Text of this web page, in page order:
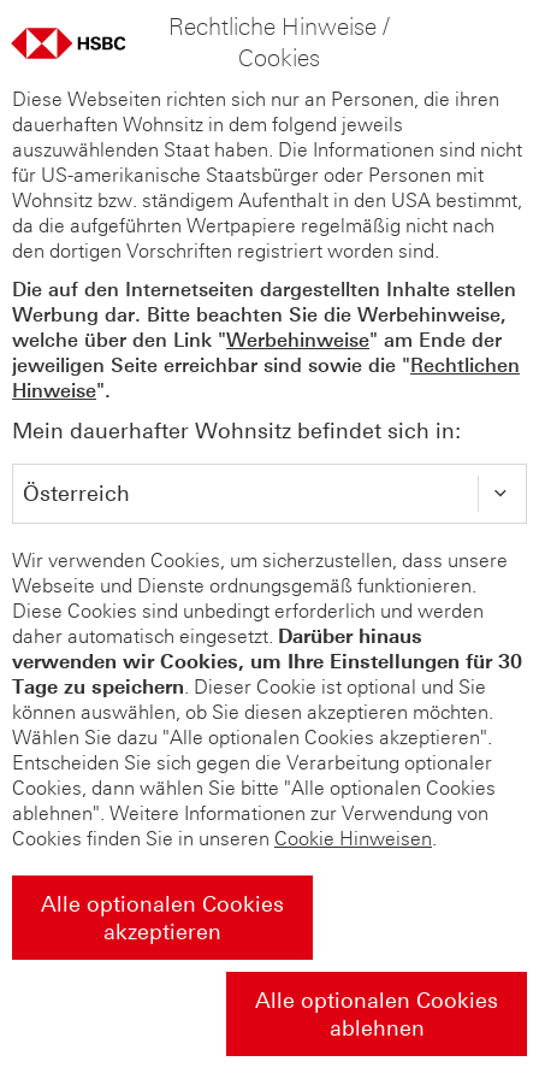
Rechtliche Hinweise /
Cookies
Diese Webseiten richten sich nur an Personen, die ihren
dauerhaften Wohnsitz in dem folgend jeweils
auszuwählenden Staat haben. Die Informationen sind nicht
für US-amerikanische Staatsbürger oder Personen mit
Wohnsitz bzw. ständigem Aufenthalt in den USA bestimmt,
da die aufgeführten Wertpapiere regelmäßig nicht nach
den dortigen Vorschriften registriert worden sind.
Die auf den Internetseiten dargestellten Inhalte stellen
Werbung dar. Bitte beachten Sie die Werbehinweise,
welche über den Link "Werbehinweise" am Ende der
jeweiligen Seite erreichbar sind sowie die "Rechtlichen
Hinweise".
Mein dauerhafter Wohnsitz befindet sich in:
Wir verwenden Cookies, um sicherzustellen, dass unsere
Webseite und Dienste ordnungsgemäß funktionieren.
Diese Cookies sind unbedingt erforderlich und werden
daher automatisch eingesetzt. Darüber hinaus
verwenden wir Cookies, um Ihre Einstellungen für 30
Tage zu speichern. Dieser Cookie ist optional und Sie
können auswählen, ob Sie diesen akzeptieren möchten.
Wählen Sie dazu "Alle optionalen Cookies akzeptieren".
Entscheiden Sie sich gegen die Verarbeitung optionaler
Cookies, dann wählen Sie bitte "Alle optionalen Cookies
ablehnen". Weitere Informationen zur Verwendung von
Cookies finden Sie in unseren Cookie Hinweisen.
Alle optionalen Cookies
akzeptieren
Alle optionalen Cookies
ablehnen